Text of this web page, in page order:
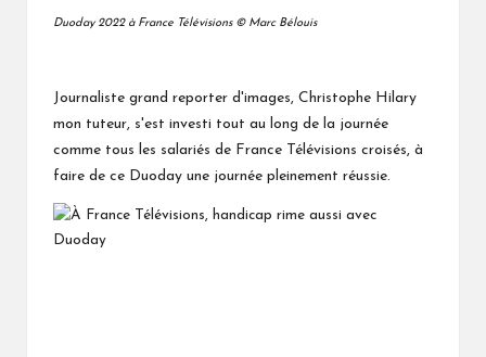
Duoday 2022 à France Télévisions © Marc Bélouis
Journaliste grand reporter d'images, Christophe Hilary
mon tuteur, s'est investi tout au long de la journée
comme tous les salariés de France Télévisions croisés, à
faire de ce Duoday une journée pleinement réussie.